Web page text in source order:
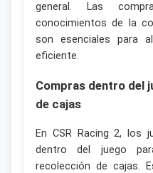
general. Las
conocimientos de la
son esenciales para
eficiente.
Compras dentro del
de cajas
En CSR Racing 2, los
dentro del juego
recolección de cajas.